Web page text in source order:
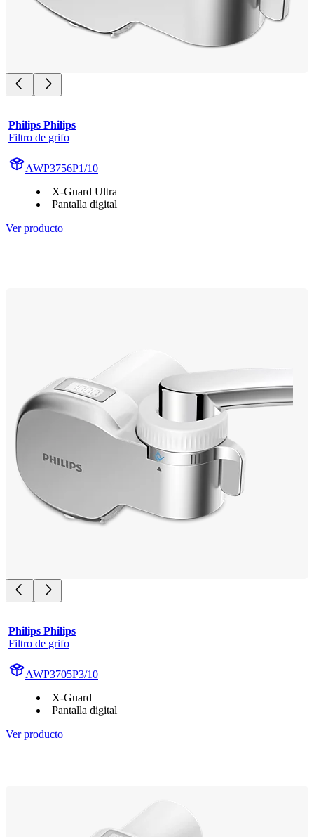
Philips Philips
Filtro de grifo
AWP3756P1/10
X-Guard Ultra
Pantalla digital
Ver producto
Philips Philips
Filtro de grifo
AWP3705P3/10
X-Guard
Pantalla digital
Ver producto